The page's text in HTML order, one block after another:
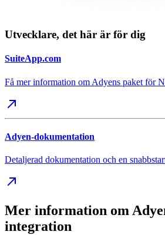
Utvecklare, det här är för dig
SuiteApp.com
Få mer information om Adyens paket för
Adyen-dokumentation
Detaljerad dokumentation och en
Mer information om
integration